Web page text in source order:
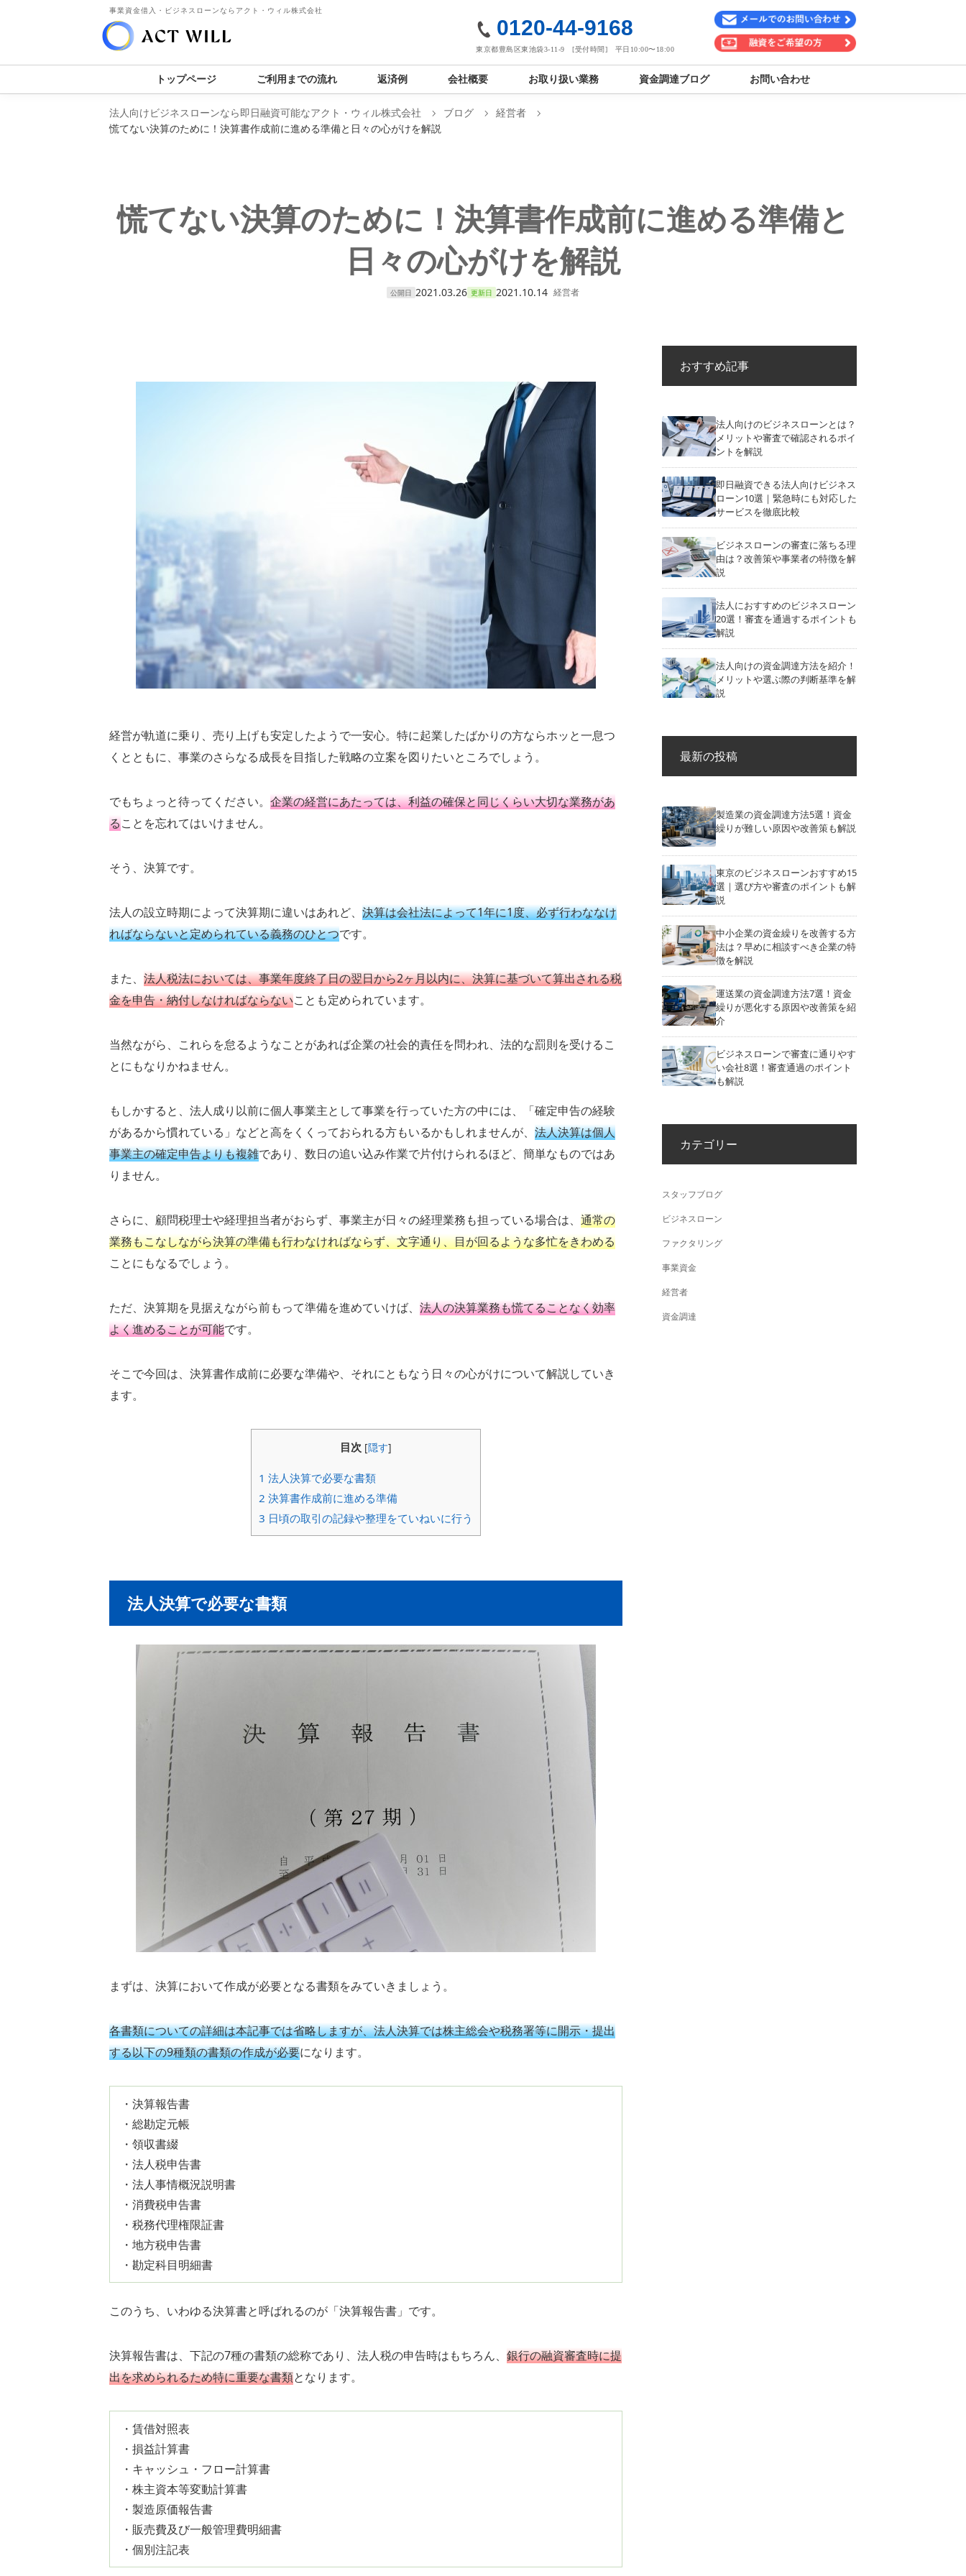
事業資金借入・ビジネスローンならアクト・ウィル株式会社
0120-44-9168
東京都豊島区東池袋3-11-9 [受付時間] 平日10:00〜18:00
トップページ ご利用までの流れ 返済例 会社概要 お取り扱い業務 資金調達ブログ お問い合わせ
法人向けビジネスローンなら即日融資可能なアクト・ウィル株式会社 ブログ
経営者
慌てない決算のために！決算書作成前に進める準備と日々の心がけを解説
慌てない決算のために！決算書作成前に進める準備と
日々の心がけを解説
公開日 2021.03.26 更新日 2021.10.14 経営者
経営が軌道に乗り、売り上げも安定したようで一安心。特に起業したばかりの方ならホッと一息つ
くとともに、事業のさらなる成長を目指した戦略の立案を図りたいところでしょう。
でもちょっと待ってください。 企業の経営にあたっては、利益の確保と同じくらい大切な業務があ
ることを忘れてはいけません。
そう、決算です。
法人の設立時期によって決算期に違いはあれど、 決算は会社法によって1年に1度、必ず行わななけ
ればならないと定められている義務のひとつです。
また、 法人税法においては、事業年度終了日の翌日から2ヶ月以内に、決算に基づいて算出される税
金を申告・納付しなければならないことも定められています。
当然ながら、これらを怠るようなことがあれば企業の社会的責任を問われ、法的な罰則を受けるこ
とにもなりかねません。
もしかすると、法人成り以前に個人事業主として事業を行っていた方の中には、「確定申告の経験
があるから慣れている」などと高をくくっておられる方もいるかもしれませんが、 法人決算は個人
事業主の確定申告よりも複雑であり、数日の追い込み作業で片付けられるほど、簡単なものではあ
りません。
さらに、顧問税理士や経理担当者がおらず、事業主が日々の経理業務も担っている場合は、 通常の
業務もこなしながら決算の準備も行わなければならず、文字通り、目が回るような多忙をきわめる
ことにもなるでしょう。
ただ、決算期を見据えながら前もって準備を進めていけば、 法人の決算業務も慌てることなく効率
よく進めることが可能です。
そこで今回は、決算書作成前に必要な準備や、それにともなう日々の心がけについて解説していき
ます。
目次 [隠す]
1 法人決算で必要な書類
2 決算書作成前に進める準備
3 日頃の取引の記録や整理をていねいに行う
法人決算で必要な書類
まずは、決算において作成が必要となる書類をみていきましょう。
各書類についての詳細は本記事では省略しますが、法人決算では株主総会や税務署等に開示・提出
する以下の9種類の書類の作成が必要になります。
・決算報告書
・総勘定元帳
・領収書綴
・法人税申告書
・法人事情概況説明書
・消費税申告書
・税務代理権限証書
・地方税申告書
・勘定科目明細書
このうち、いわゆる決算書と呼ばれるのが「決算報告書」です。
決算報告書は、下記の7種の書類の総称であり、法人税の申告時はもちろん、 銀行の融資審査時に提
出を求められるため特に重要な書類となります。
・賃借対照表
・損益計算書
・キャッシュ・フロー計算書
・株主資本等変動計算書
・製造原価報告書
・販売費及び一般管理費明細書
・個別注記表
おすすめ記事
法人向けのビジネスローンとは？
メリットや審査で確認されるポイ
ントを解説
即日融資できる法人向けビジネス
ローン10選｜緊急時にも対応した
サービスを徹底比較
ビジネスローンの審査に落ちる理
由は？改善策や事業者の特徴を解
説
法人におすすめのビジネスローン
20選！審査を通過するポイントも
解説
法人向けの資金調達方法を紹介！
メリットや選ぶ際の判断基準を解
説
最新の投稿
製造業の資金調達方法5選！資金
繰りが難しい原因や改善策も解説
東京のビジネスローンおすすめ15
選｜選び方や審査のポイントも解
説
中小企業の資金繰りを改善する方
法は？早めに相談すべき企業の特
徴を解説
運送業の資金調達方法7選！資金
繰りが悪化する原因や改善策を紹
介
ビジネスローンで審査に通りやす
い会社8選！審査通過のポイント
も解説
カテゴリー
スタッフブログ
ビジネスローン
ファクタリング
事業資金
経営者
資金調達